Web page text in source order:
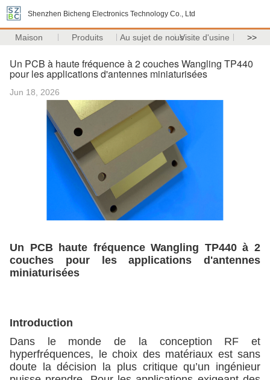
Shenzhen Bicheng Electronics Technology Co., Ltd
Maison Produits Au sujet de nousVisite d'usine >>
Un PCB à haute fréquence à 2 couches Wangling TP440
pour les applications d'antennes miniaturisées
Jun 18, 2026
Un PCB haute fréquence Wangling TP440 à 2
couches pour les applications d'antennes
miniaturisées
Introduction
Dans le monde de la conception RF et
hyperfréquences, le choix des matériaux est sans
doute la décision la plus critique qu’un ingénieur